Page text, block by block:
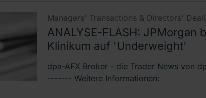
Managers' Transactions & Directors'
ANALYSE-FLASH: JPMorgan
Klinikum auf 'Underweight'
dpa-AFX Broker - die Trader News von
------- Weitere Informationen: